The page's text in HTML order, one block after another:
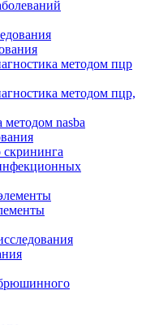
методом пцр
методом пцр,
методом nasba